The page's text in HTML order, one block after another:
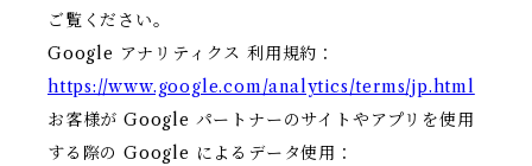
ご覧ください。
Google アナリティクス 利用規約：
https://www.google.com/analytics/terms/jp.html
お客様が Google パートナーのサイトやアプリを使用
する際の Google によるデータ使用：